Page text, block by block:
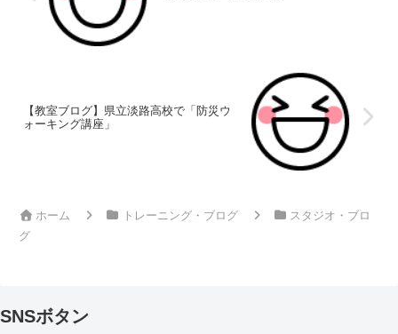
【教室ブログ】県立淡路高校で「防災ウ
ォーキング講座」
ホーム トレーニング・ブログ
スタジオ・ブロ
グ
SNSボタン